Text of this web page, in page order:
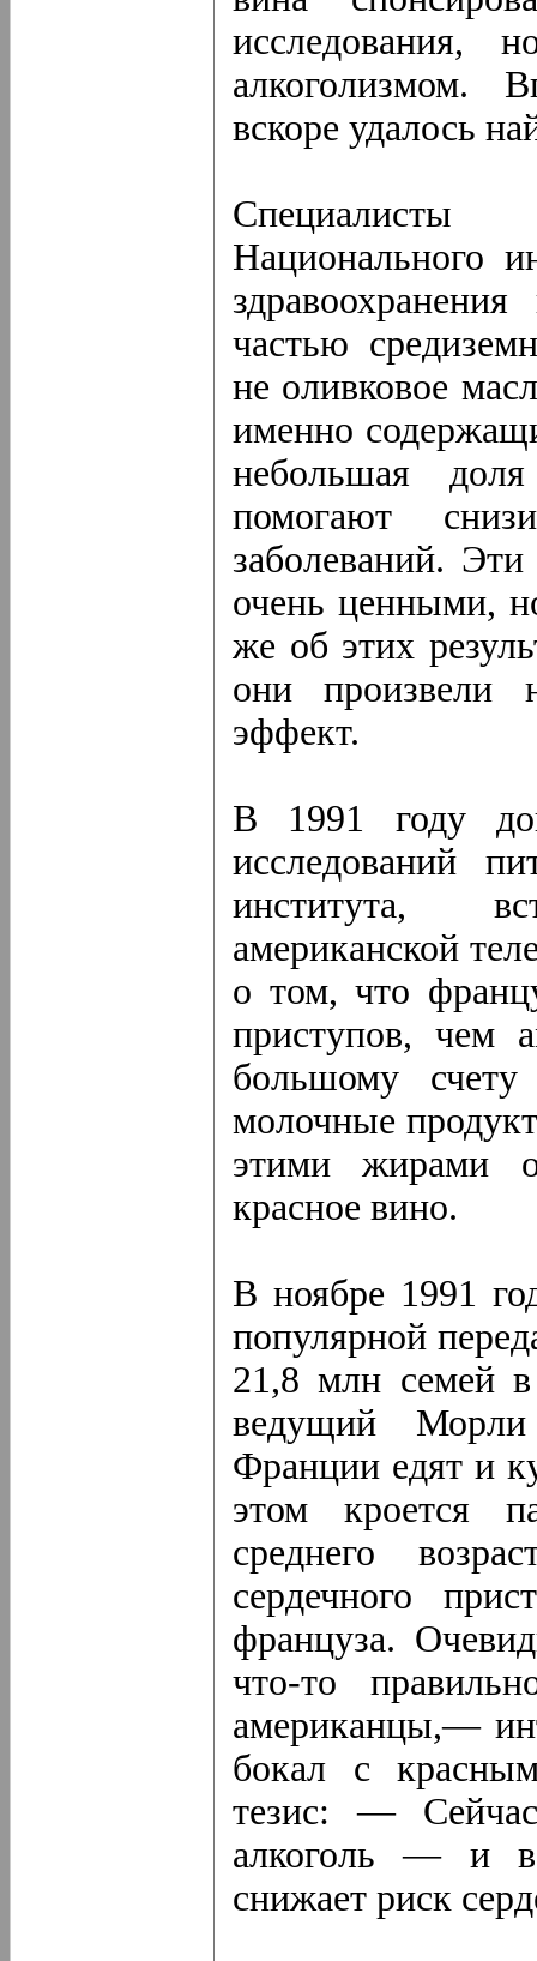
алкоголизмом.
вскоре удалось
Национального
частью
не оливковое
именно
небольшая
помогают
заболеваний.
очень ценными,
же об этих
они произвели
эффект.
В 1991 году
исследований
института,
американской
о том, что
приступов, чем
большому
молочные
этими жирами
красное вино.
В ноябре 1991
популярной
21,8 млн семей
ведущий
Франции едят и
этом кроется
среднего
сердечного
француза.
что-то
американцы,—
бокал с
тезис: —
алкоголь — и в
снижает риск